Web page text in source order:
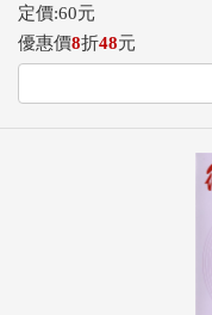
定價:60元
優惠價8折48元